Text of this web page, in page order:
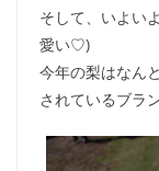
そして、いよ
愛い♡)
今年の梨はなんと
されているブラ